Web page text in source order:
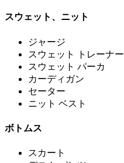
スウェット、ニット
ジャージ
スウェット トレーナー
スウェット パーカ
カーディガン
セーター
ニット ベスト
ボトムス
スカート